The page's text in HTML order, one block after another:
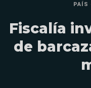
PAÍS
Fiscalía
de